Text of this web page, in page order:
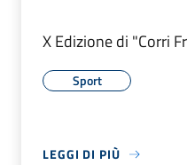
X Edizione di "Corri
Sport
LEGGI DI PIÙ